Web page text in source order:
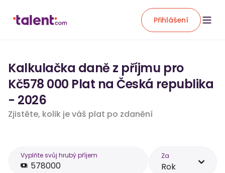
Přihlášení
Kalkulačka daně z příjmu pro
Kč578 000 Plat na Česká republika
- 2026
Zjistěte, kolik je váš plat po zdanění
Vyplňte svůj hrubý příjem Za
Rok